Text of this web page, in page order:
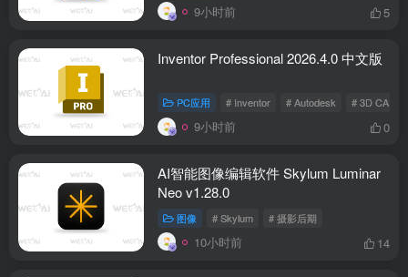
9小时前 5
Inventor Professional 2026.4.0 中文版
PC应用 # Inventor # Autodesk # 3D CAD
9小时前 0
AI智能图像编辑软件 Skylum Luminar
Neo v1.28.0
图像 # Skylum # 摄影后期
10小时前 14